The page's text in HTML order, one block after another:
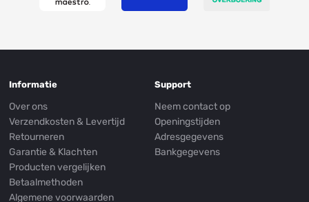
Informatie
Over ons
Verzendkosten & Levertijd
Retourneren
Garantie & Klachten
Producten vergelijken
Betaalmethoden
Algemene voorwaarden
Support
Neem contact op
Openingstijden
Adresgegevens
Bankgegevens